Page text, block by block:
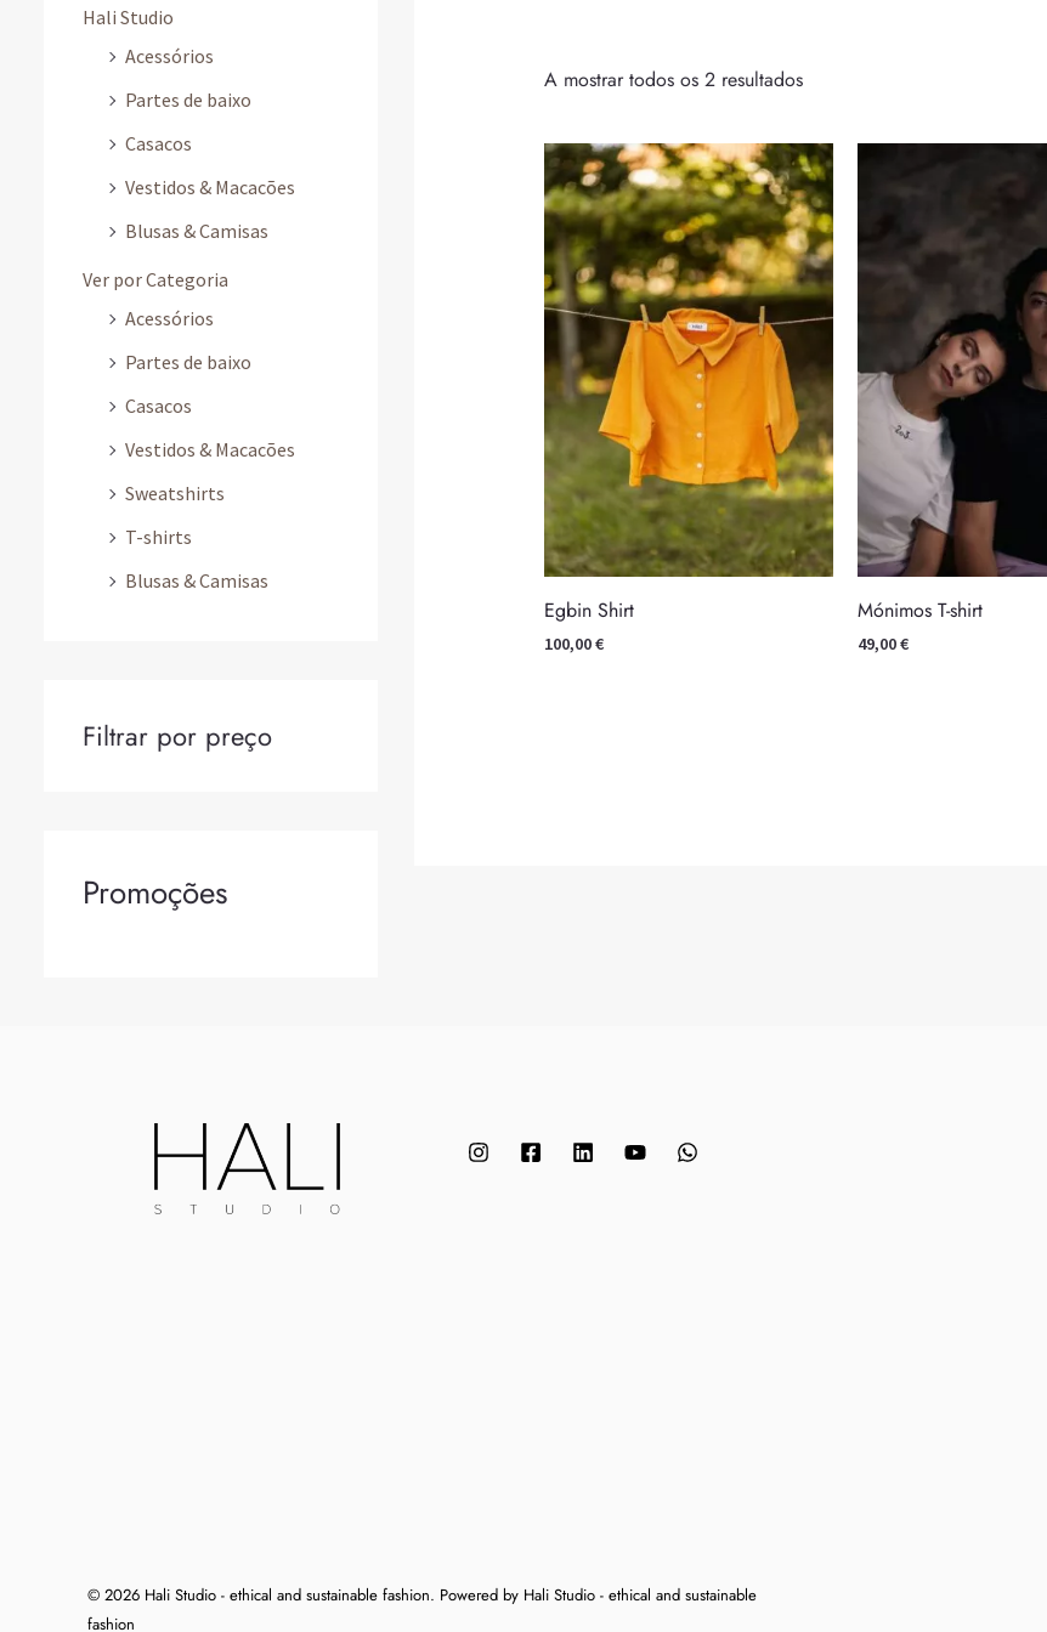
Hali Studio
Acessórios
Partes de baixo
Casacos
Vestidos & Macacões
Blusas & Camisas
Ver por Categoria
Acessórios
Partes de baixo
Casacos
Vestidos & Macacões
Sweatshirts
T-shirts
Blusas & Camisas
Filtrar por preço
Promoções
A mostrar todos os 2 resultados
Egbin Shirt
100,00€
Mónimos T-shirt
49,00€
© 2026 Hali Studio - ethical and sustainable fashion. Powered by Hali Studio - ethical and sustainable
fashion